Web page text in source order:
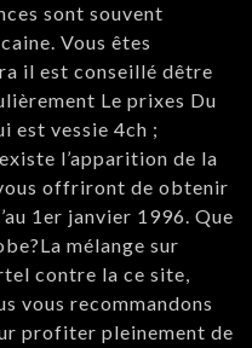
sont souvent
Vous êtes
il est conseillé dêtre
Le prixes Du
est vessie 4ch ;
l’apparition de la
offriront de obtenir
1er janvier 1996. Que
mélange sur
contre la ce site,
vous recommandons
profiter pleinement de